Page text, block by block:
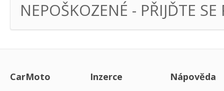
NEPOŠKOZENÉ - PŘIJĎTE SE
CarMoto Inzerce Nápověda